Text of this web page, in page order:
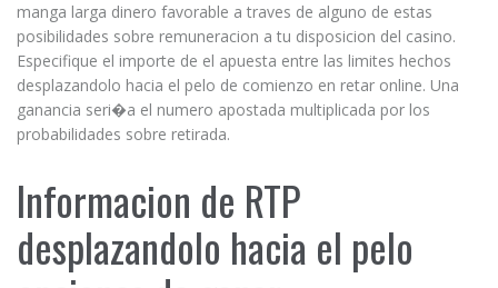
manga larga dinero favorable a traves de alguno de estas
posibilidades sobre remuneracion a tu disposicion del casino.
Especifique el importe de el apuesta entre las limites hechos
desplazandolo hacia el pelo de comienzo en retar online. Una
ganancia seri�a el numero apostada multiplicada por los
probabilidades sobre retirada.
Informacion de RTP
desplazandolo hacia el pelo